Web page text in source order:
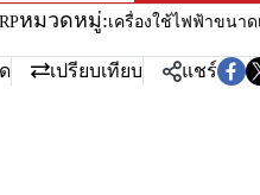
หมวดหมู่:เครื่องใช้ไฟฟ้าขนาด
เปรียบเทียบ แชร์